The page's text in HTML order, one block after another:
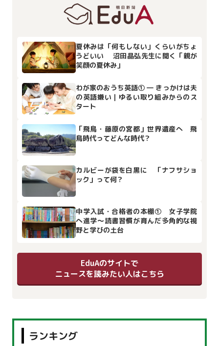
夏休みは「何もしない」くらいがちょ
うどいい 沼田晶弘先生に聞く「親が
笑顔の夏休み」
わが家のおうち英語① ― きっかけは夫
の英語嫌い｜ゆるい取り組みからのス
タート
「飛鳥・藤原の宮都」世界遺産へ 飛
鳥時代ってどんな時代？
カルビーが袋を白黒に 「ナフサショ
ック」って何？
中学入試・合格者の本棚① 女子学院
へ進学～読書習慣が育んだ多角的な視
野と学びの土台
EduAのサイトで
ニュースを読みたい人はこちら
ランキング